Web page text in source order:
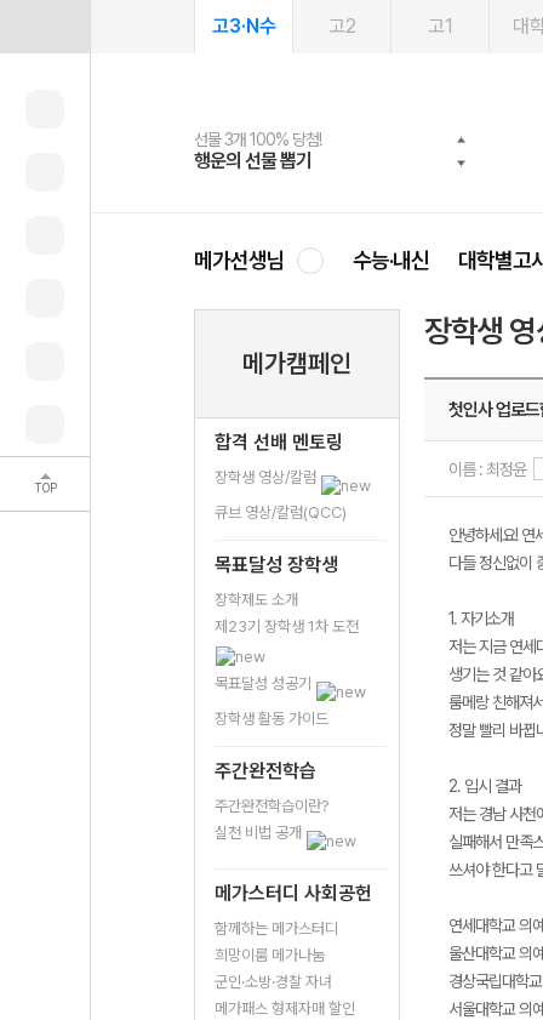
TOP
고3·N수 고2 고1 대
선물 3개 100% 당첨!
행운의 선물 뽑기
선물 100% 증정!
메가스터디 X 올리브
여름방학 스터디 캐시백
메가런 썸머스쿨
2027 러셀 단과
강사 공개선발
스마트러닝앱
설문 EVENT
메가패스
3일 무료 체험권
메가패스 수강생 무료혜택!
메가클럽 멤버십
사회공헌 캠페인
희망이룸 메가나눔
메가선생님 수능·내신 대학별고
메가캠페인
합격 선배 멘토링
장학생 영상/칼럼
큐브 영상/칼럼(QCC)
목표달성 장학생
장학제도 소개
제23기 장학생 1차 도전
목표달성 성공기
장학생 활동 가이드
주간완전학습
주간완전학습이란?
실천 비법 공개
메가스터디 사회공헌
함께하는 메가스터디
희망이룸 메가나눔
군인·소방·경찰 자녀
메가패스 형제자매 할인
장학생
첫인사 업로
이름 : 최정윤
안녕하세요!
다들 정신없이
1. 자기소개
저는 지금 연세
생기는 것 같아
룸메랑 친해져
정말 빨리 바뀝
2. 입시 결과
저는 경남 사천
실패해서 만족
쓰셔야 한다고
연세대학교 의
울산대학교 의
경상국립대학
서울대학교 의